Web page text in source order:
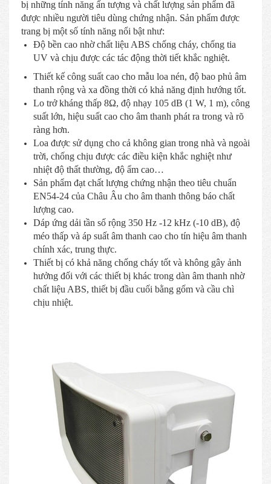
bị những tính năng ấn tượng và chất lượng sản phẩm đã
được nhiều người tiêu dùng chứng nhận. Sản phẩm được
trang bị một số tính năng nổi bật như:
Độ bền cao nhờ chất liệu ABS chống cháy, chống tia
UV và chịu được các tác động thời tiết khắc nghiệt.
Thiết kế công suất cao cho mẫu loa nén, độ bao phủ âm
thanh rộng và xa đồng thời có khả năng định hướng tốt.
Lo trở kháng thấp 8Ω, độ nhạy 105 dB (1 W, 1 m), công
suất lớn, hiệu suất cao cho âm thanh phát ra trong và rõ
ràng hơn.
Loa được sử dụng cho cả không gian trong nhà và ngoài
trời, chống chịu được các điều kiện khắc nghiệt như
nhiệt độ thất thường, độ ẩm cao…
Sản phẩm đạt chất lượng chứng nhận theo tiêu chuẩn
EN54-24 của Châu Âu cho âm thanh thông báo chất
lượng cao.
Dáp ứng dải tần số rộng 350 Hz -12 kHz (-10 dB), độ
méo thấp và áp suất âm thanh cao cho tín hiệu âm thanh
chính xác, trung thực.
Thiết bị có khả năng chống cháy tốt và không gây ảnh
hưởng đối với các thiết bị khác trong dàn âm thanh nhờ
chất liệu ABS, thiết bị đầu cuối bằng gốm và cầu chì
chịu nhiệt.